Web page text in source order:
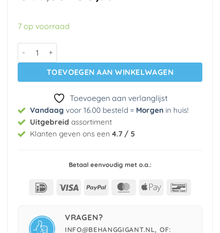
prijs
7 op voorraad
Vinyl op vlies behang 3955 Cristiana Masi aantal
TOEVOEGEN AAN WINKELWAGEN
Toevoegen aan verlanglijst
Vandaag voor 16.00 besteld = Morgen in huis!
Uitgebreid assortiment
Klanten geven ons een 4.7 / 5
Betaal eenvoudig met o.a.:
IDeal Visa PayPal MasterCard
Apple
VRAGEN?
INFO@BEHANGGIGANT.NL, OF: